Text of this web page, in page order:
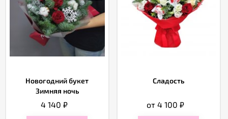
Новогодний букет
Зимняя ночь
4 140 ₽
Сладость
от 4 100₽